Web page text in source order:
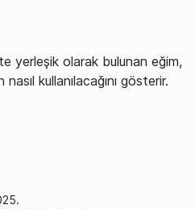
yerleşik olarak bulunan eğim,
nasıl kullanılacağını gösterir.